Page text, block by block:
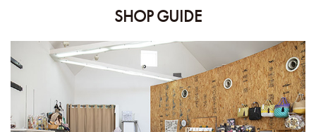
SHOP GUIDE